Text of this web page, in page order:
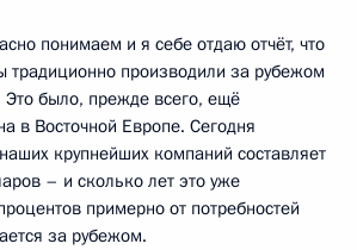
понимаем и я себе отдаю отчёт, что
производили за рубежом
Это было, прежде всего, ещё
в Восточной Европе. Сегодня
крупнейших компаний составляет
– и сколько лет это уже
примерно от потребностей
за рубежом.